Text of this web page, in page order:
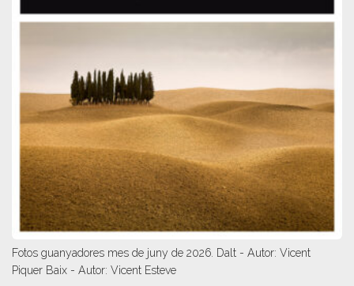
Fotos guanyadores mes de juny de 2026. Dalt - Autor: Vicent
Piquer Baix - Autor: Vicent Esteve